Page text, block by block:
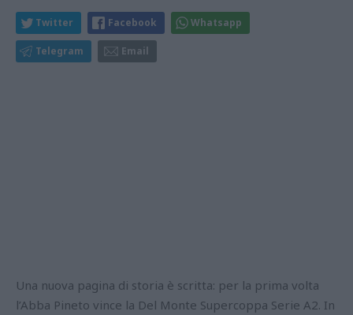
Twitter Facebook Whatsapp
Telegram Email
Una nuova pagina di storia è scritta: per la prima volta
l’Abba Pineto vince la Del Monte Supercoppa Serie A2. In